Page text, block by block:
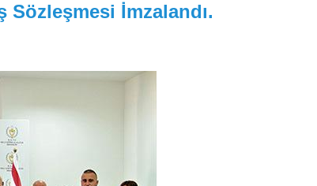
Sözleşmesi İmzalandı.